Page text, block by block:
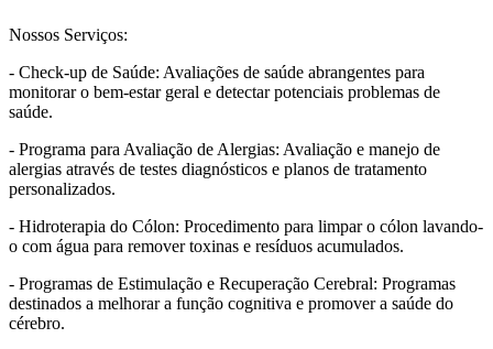
Nossos Serviços:
- Check-up de Saúde: Avaliações de saúde abrangentes para
monitorar o bem-estar geral e detectar potenciais problemas de
saúde.
- Programa para Avaliação de Alergias: Avaliação e manejo de
alergias através de testes diagnósticos e planos de tratamento
personalizados.
- Hidroterapia do Cólon: Procedimento para limpar o cólon lavando-
o com água para remover toxinas e resíduos acumulados.
- Programas de Estimulação e Recuperação Cerebral: Programas
destinados a melhorar a função cognitiva e promover a saúde do
cérebro.